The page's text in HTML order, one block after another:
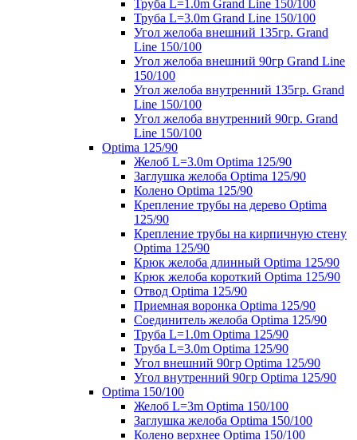
Труба L=1.0m Grand Line 150/100
Труба L=3.0m Grand Line 150/100
Угол желоба внешний 135гр. Grand
Line 150/100
Угол желоба внешний 90гр Grand Line
150/100
Угол желоба внутренний 135гр. Grand
Line 150/100
Угол желоба внутренний 90гр. Grand
Line 150/100
Optima 125/90
Желоб L=3.0m Optima 125/90
Заглушка желоба Optima 125/90
Колено Optima 125/90
Крепление трубы на дерево Optima
125/90
Крепление трубы на кирпичную стену
Optima 125/90
Крюк желоба длинный Optima 125/90
Крюк желоба короткий Optima 125/90
Отвод Optima 125/90
Приемная воронка Optima 125/90
Соединитель желоба Optima 125/90
Труба L=1.0m Optima 125/90
Труба L=3.0m Optima 125/90
Угол внешний 90гр Optima 125/90
Угол внутренний 90гр Optima 125/90
Optima 150/100
Желоб L=3m Optima 150/100
Заглушка желоба Optima 150/100
Колено верхнее Optima 150/100